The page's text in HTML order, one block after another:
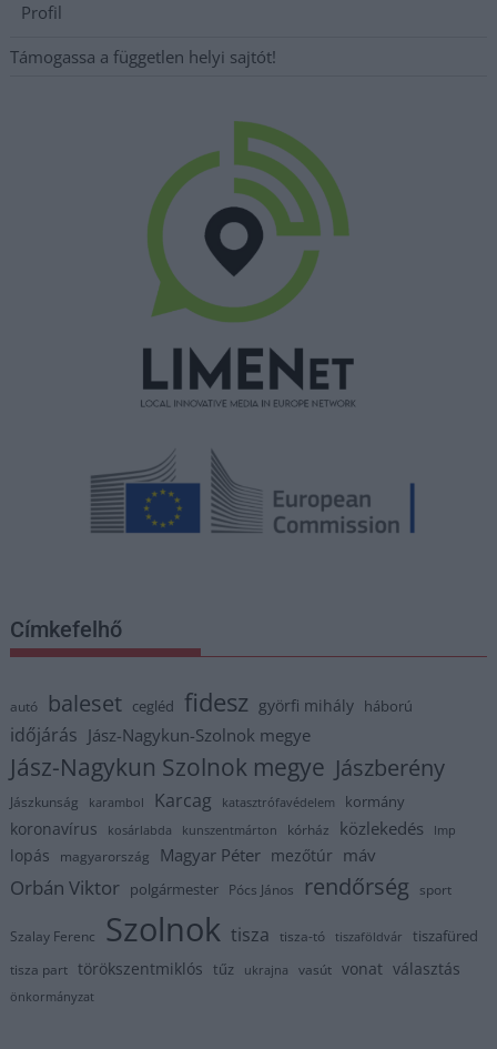
Profil
Támogassa a független helyi sajtót!
Címkefelhő
autó baleset cegléd fidesz györfi mihály háború
időjárás Jász-Nagykun-Szolnok megye
Jász-Nagykun Szolnok megye Jászberény
Jászkunság karambol Karcag katasztrófavédelem kormány
koronavírus kosárlabda kunszentmárton kórház közlekedés lmp
lopás magyarország Magyar Péter mezőtúr máv
Orbán Viktor polgármester Pócs János rendőrség sport
Szalay Ferenc Szolnok tisza tisza-tó tiszaföldvár tiszafüred
tisza part törökszentmiklós tűz ukrajna vasút vonat választás
önkormányzat